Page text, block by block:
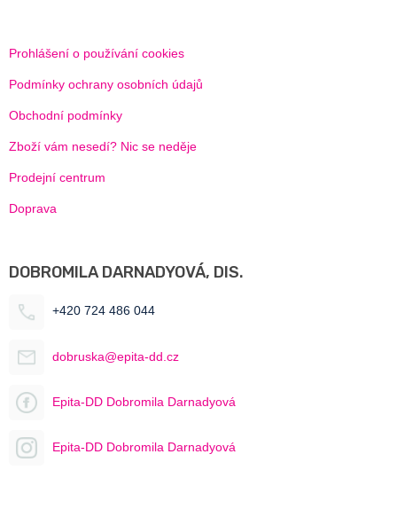
Prohlášení o používání cookies
Podmínky ochrany osobních údajů
Obchodní podmínky
Zboží vám nesedí? Nic se neděje
Prodejní centrum
Doprava
DOBROMILA DARNADYOVÁ, DIS.
+420 724 486 044
dobruska@epita-dd.cz
Epita-DD Dobromila Darnadyová
Epita-DD Dobromila Darnadyová